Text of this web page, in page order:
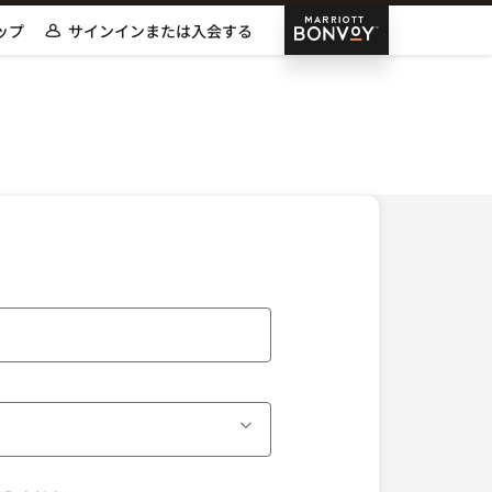
Marriott Bonvoy
プ サインインまたは入会する